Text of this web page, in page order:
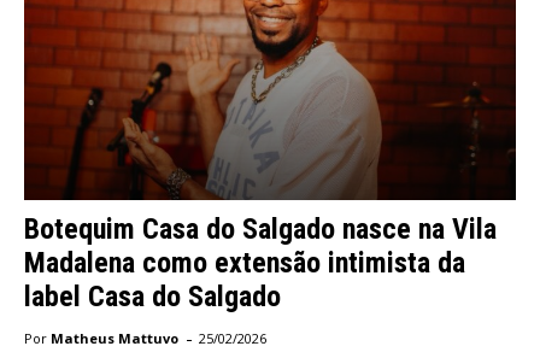
Botequim Casa do Salgado nasce na Vila
Madalena como extensão intimista da
label Casa do Salgado
Por Matheus Mattuvo - 25/02/2026